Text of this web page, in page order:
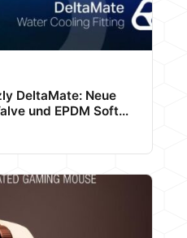
DeltaMate: Neue
und EPDM Soft